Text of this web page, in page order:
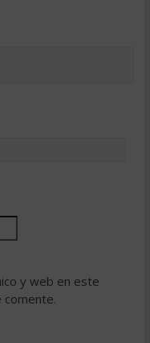
y web en este
comente.